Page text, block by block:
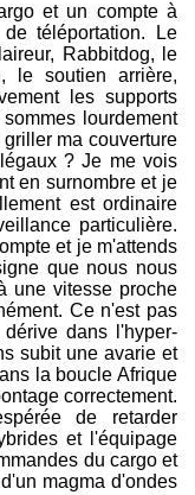
et un compte à
téléportation. Le
Rabbitdog, le
le soutien arrière,
les supports
lourdement
ma couverture
? Je me vois
en surnombre et je
est ordinaire
particulière.
et je m'attends
que nous nous
une vitesse proche
Ce n'est pas
dans l'hyper-
subit une avarie et
la boucle Afrique
correctement.
de retarder
et l'équipage
du cargo et
magma d'ondes